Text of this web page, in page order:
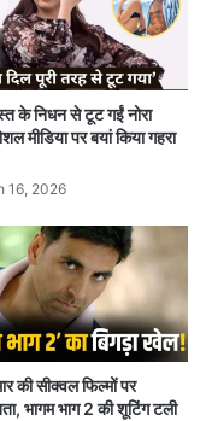
नजर आएंगे। पिछले
एक नया पोस्टर
में राम चरण के साथ
के निधन से टूट गईं नोरा
मीडिया पर बयां किया गहरा
16, 2026
की सीक्वल फिल्मों पर
भागम भाग 2 की शूटिंग टली